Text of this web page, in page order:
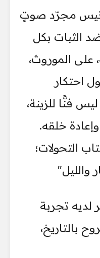
مجرّد صوتٍ
الثبات بكل
على الموروث،
احتكار
فنًّا للزينة،
خلقه.
التحولات؛
والليل"
لديه تجربة
بالتاريخ،